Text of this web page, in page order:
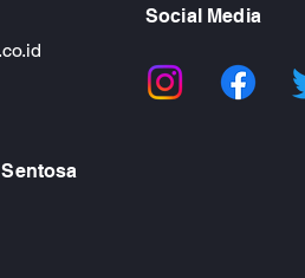
Social Media